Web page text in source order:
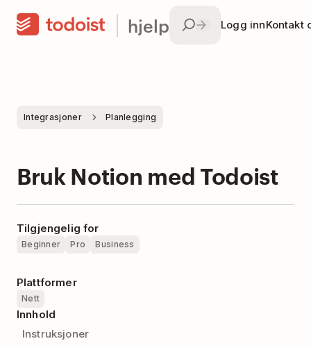
hjelp Logg innKontakt
Integrasjoner Planlegging
Bruk Notion med Todoist
Tilgjengelig for
Beginner Pro Business
Plattformer
Nett
Innhold
Instruksjoner